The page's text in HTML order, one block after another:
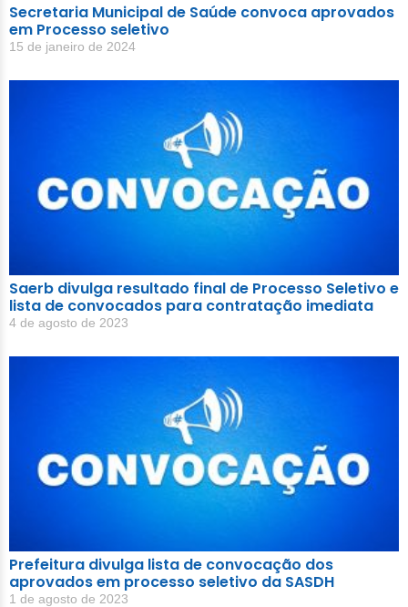
Secretaria Municipal de Saúde convoca aprovados
em Processo seletivo
15 de janeiro de 2024
Saerb divulga resultado final de Processo Seletivo e
lista de convocados para contratação imediata
4 de agosto de 2023
Prefeitura divulga lista de convocação dos
aprovados em processo seletivo da SASDH
1 de agosto de 2023